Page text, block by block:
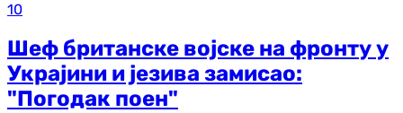
10
Шеф британске војске на фронту у
Украјини и језива замисао:
"Погодак поен"